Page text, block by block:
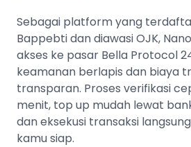
Sebagai platform yang
Bappebti dan diawasi OJK,
akses ke pasar Bella Protocol
keamanan berlapis dan biaya
transparan. Proses verifikasi
menit, top up mudah lewat
dan eksekusi transaksi
kamu siap.